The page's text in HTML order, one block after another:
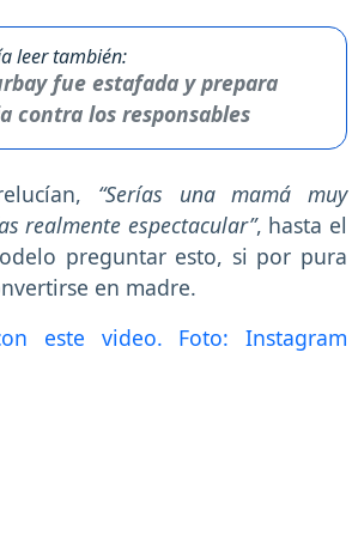
leer también:
fue estafada y prepara
contra los responsables
“Serías una mamá muy
realmente espectacular”, hasta el
preguntar esto, si por pura
en madre.